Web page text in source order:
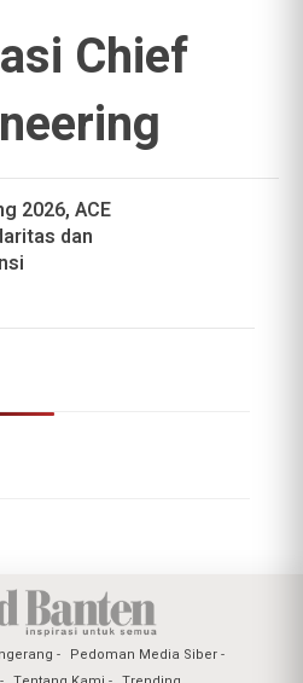
Chief
2026, ACE
dan
Pedoman Media Siber